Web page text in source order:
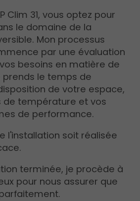
Clim 31, vous optez pour
le domaine de la
Mon processus
par une évaluation
besoins en matière de
le temps de
de votre espace,
de température et vos
de performance.
l'installation soit réalisée
terminée, je procède à
pour nous assurer que